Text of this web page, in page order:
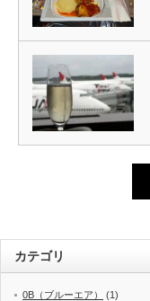
カテゴリ
0B（ブルーエア） (1)